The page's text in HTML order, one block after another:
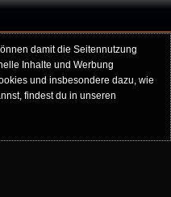
damit die Seitennutzung
Inhalte und Werbung
und insbesondere dazu, wie
findest du in unseren